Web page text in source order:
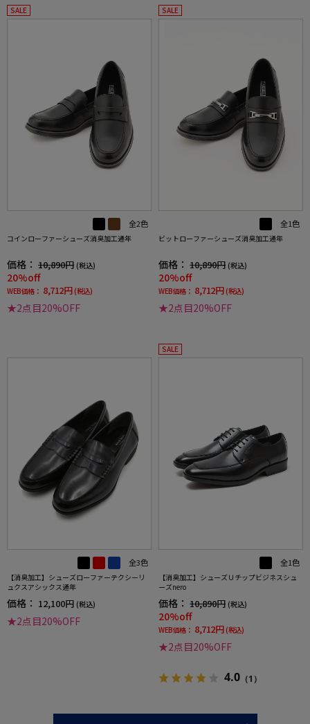
SALE
全2色
コインローファーシューズ消臭加工通年
価格： 10,890円 (税込)
20%off
WEB価格： 8,712円 (税込)
★2点目20%OFF
SALE
全1色
ビットローファーシューズ消臭加工通年
価格： 10,890円 (税込)
20%off
WEB価格： 8,712円 (税込)
★2点目20%OFF
全3色
【消臭加工】シューズローファーテクシーリ
ュクスアシックス通年
価格： 12,100円 (税込)
★2点目20%OFF
SALE
全1色
【消臭加工】シューズＵチップビジネスシュ
ーズnero
価格： 10,890円 (税込)
20%off
WEB価格： 8,712円 (税込)
★2点目20%OFF
4.0 （1）